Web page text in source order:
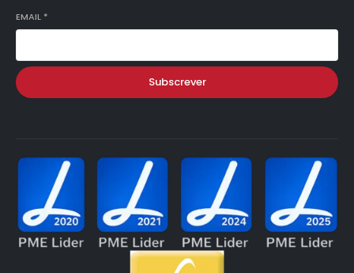
EMAIL *
Subscrever